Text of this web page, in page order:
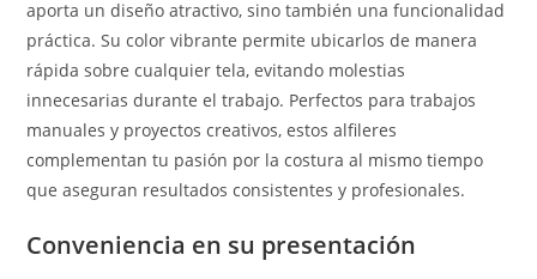
aporta un diseño atractivo, sino también una funcionalidad
práctica. Su color vibrante permite ubicarlos de manera
rápida sobre cualquier tela, evitando molestias
innecesarias durante el trabajo. Perfectos para trabajos
manuales y proyectos creativos, estos alfileres
complementan tu pasión por la costura al mismo tiempo
que aseguran resultados consistentes y profesionales.
Conveniencia en su presentación